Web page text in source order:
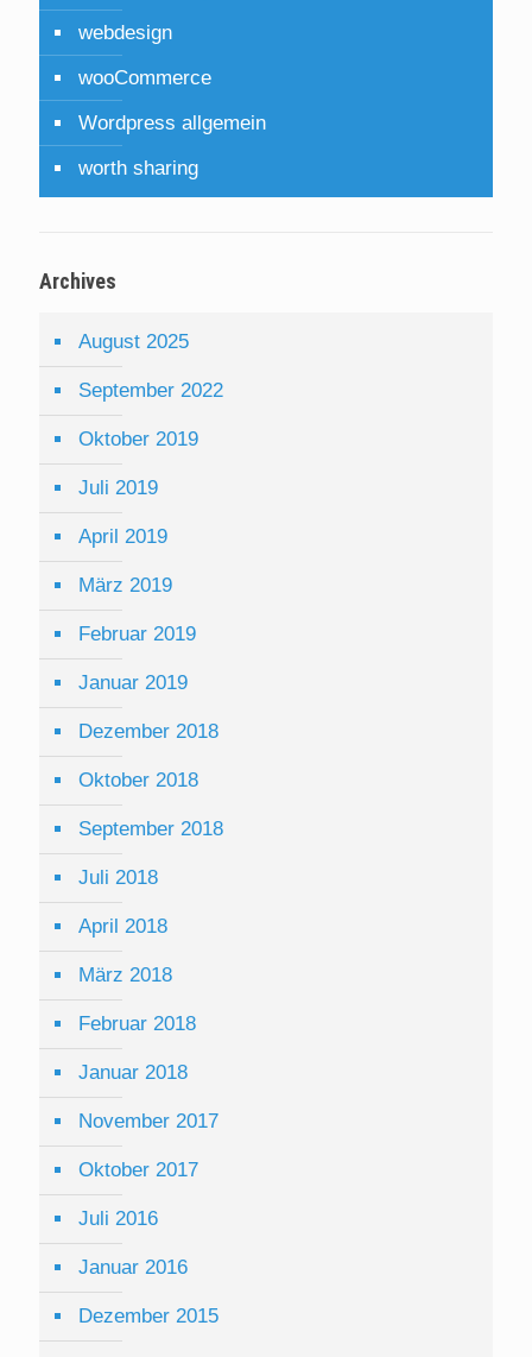
webdesign
wooCommerce
Wordpress allgemein
worth sharing
Archives
August 2025
September 2022
Oktober 2019
Juli 2019
April 2019
März 2019
Februar 2019
Januar 2019
Dezember 2018
Oktober 2018
September 2018
Juli 2018
April 2018
März 2018
Februar 2018
Januar 2018
November 2017
Oktober 2017
Juli 2016
Januar 2016
Dezember 2015